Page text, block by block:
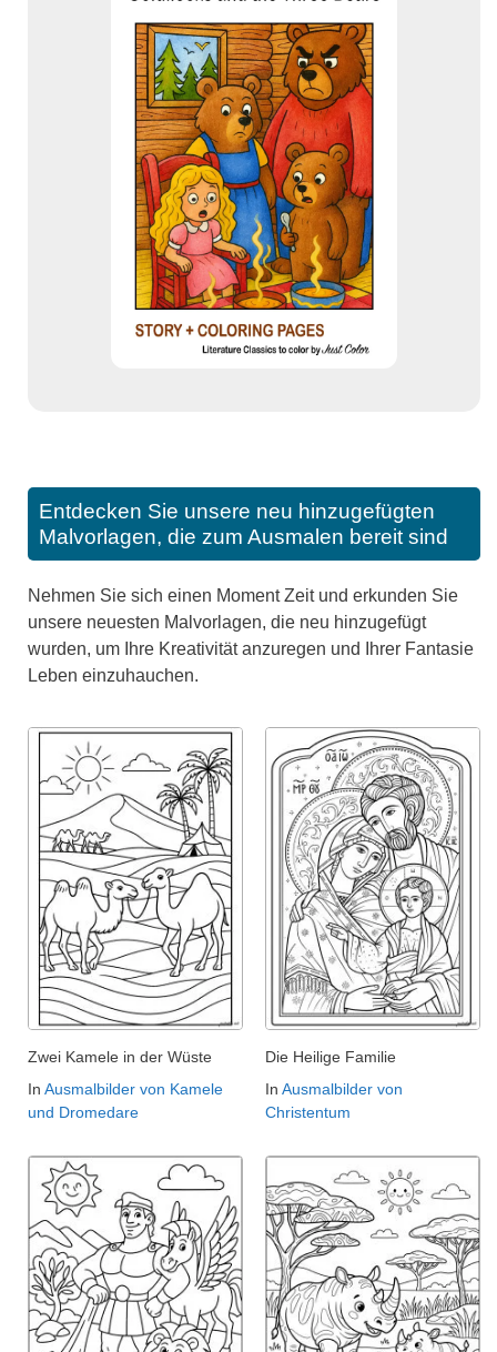
Entdecken Sie unsere neu hinzugefügten
Malvorlagen, die zum Ausmalen bereit sind
Nehmen Sie sich einen Moment Zeit und erkunden Sie
unsere neuesten Malvorlagen, die neu hinzugefügt
wurden, um Ihre Kreativität anzuregen und Ihrer Fantasie
Leben einzuhauchen.
Zwei Kamele in der Wüste
In Ausmalbilder von Kamele
und Dromedare
Die Heilige Familie
In Ausmalbilder von
Christentum